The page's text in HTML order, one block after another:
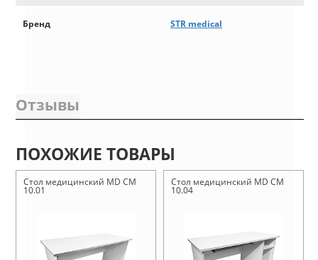
Бренд STR medical
Отзывы
ПОХОЖИЕ ТОВАРЫ
Стол медицинский MD СМ
10.01
Стол медицинский MD СМ
10.04